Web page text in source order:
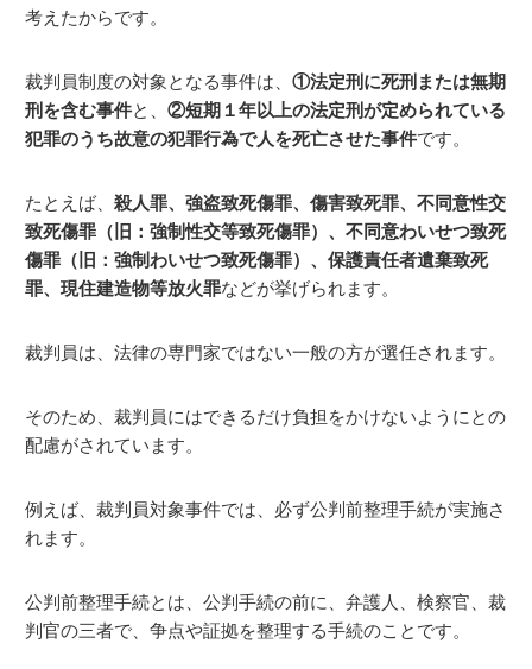
考えたからです。
裁判員制度の対象となる事件は、①法定刑に死刑または無期
刑を含む事件と、②短期１年以上の法定刑が定められている
犯罪のうち故意の犯罪行為で人を死亡させた事件です。
たとえば、殺人罪、強盗致死傷罪、傷害致死罪、不同意性交
致死傷罪（旧：強制性交等致死傷罪）、不同意わいせつ致死
傷罪（旧：強制わいせつ致死傷罪）、保護責任者遺棄致死
罪、現住建造物等放火罪などが挙げられます。
裁判員は、法律の専門家ではない一般の方が選任されます。
そのため、裁判員にはできるだけ負担をかけないようにとの
配慮がされています。
例えば、裁判員対象事件では、必ず公判前整理手続が実施さ
れます。
公判前整理手続とは、公判手続の前に、弁護人、検察官、裁
判官の三者で、争点や証拠を整理する手続のことです。